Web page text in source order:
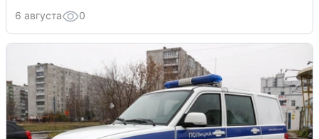
6 августа 0